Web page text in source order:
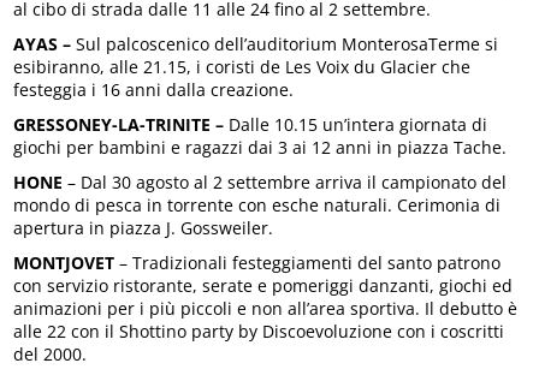
al cibo di strada dalle 11 alle 24 fino al 2 settembre.
AYAS –Sul palcoscenico dell’auditorium MonterosaTerme si
esibiranno, alle 21.15, i coristi de Les Voix du Glacier che
festeggia i 16 anni dalla creazione.
GRESSONEY-LA-TRINITE – Dalle 10.15 un’intera giornata di
giochi per bambini e ragazzi dai 3 ai 12 anni in piazza Tache.
HONE – Dal 30 agosto al 2 settembre arriva il campionato del
mondo di pesca in torrente con esche naturali. Cerimonia di
apertura in piazza J. Gossweiler.
MONTJOVET – Tradizionali festeggiamenti del santo patrono
con servizio ristorante, serate e pomeriggi danzanti, giochi ed
animazioni per i più piccoli e non all’area sportiva. Il debutto è
alle 22 con il Shottino party by Discoevoluzione con i coscritti
del 2000.